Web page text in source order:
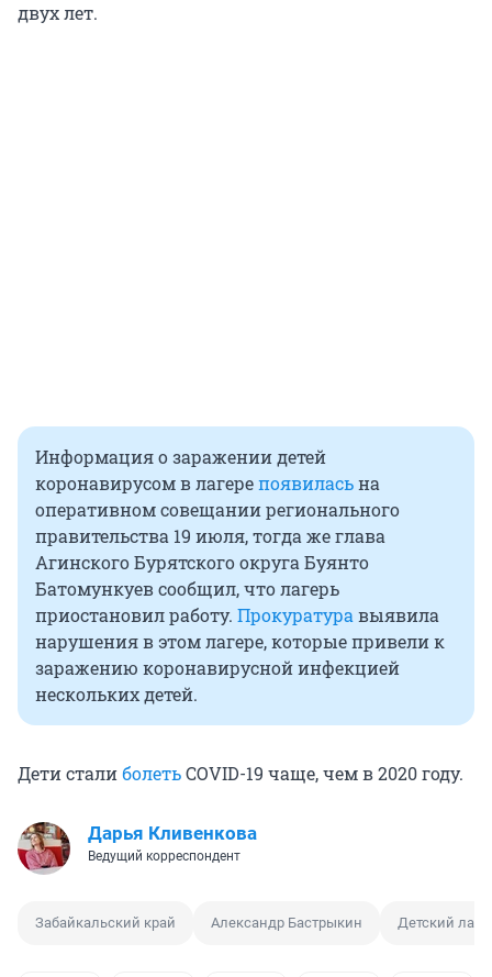
двух лет.
Информация о заражении детей
коронавирусом в лагерепоявиласьна
оперативном совещании регионального
правительства 19 июля, тогда же глава
Агинского Бурятского округа Буянто
Батомункуев сообщил, что лагерь
приостановил работу. Прокуратура выявила
нарушения в этом лагере, которые привели к
заражению коронавирусной инфекцией
нескольких детей.
Дети сталиболетьCOVID-19 чаще, чем в 2020 году.
Дарья Кливенкова
Ведущий корреспондент
Забайкальский край Александр Бастрыкин Детский